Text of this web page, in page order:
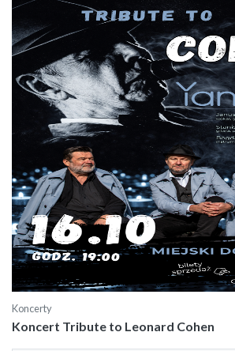
Koncerty
Koncert Tribute to Leonard Cohen